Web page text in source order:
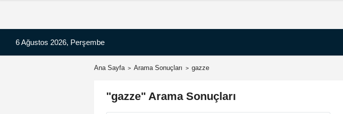
6 Ağustos 2026, Perşembe
Ana Sayfa Arama Sonuçları gazze
"gazze" Arama Sonuçları